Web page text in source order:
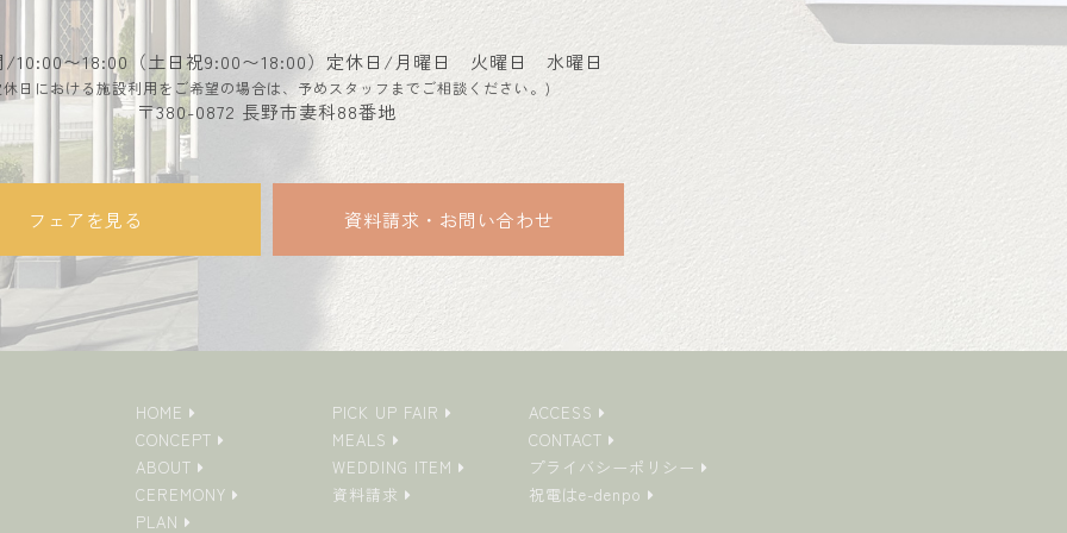
10:00〜18:00（土日祝9:00〜18:00） 定休日/月曜日 火曜日 水曜日
日における施設利用をご希望の場合は、予めスタッフまでご相談ください。)
〒380-0872 長野市妻科88番地
フェアを見る 資料請求・お問い合わせ
HOME
CONCEPT
ABOUT
CEREMONY
PLAN
PICK UP FAIR
MEALS
WEDDING ITEM
資料請求
ACCESS
CONTACT
プライバシーポリシー
祝電はe-denpo